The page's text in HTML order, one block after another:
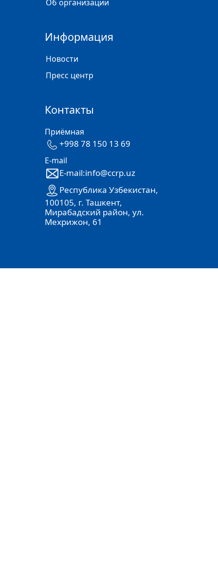
Об организации
Информация
Новости
Пресс центр
Контакты
Приёмная
+998 78 150 13 69
E-mail
E-mail:info@ccrp.uz
Республика Узбекистан,
100105, г. Ташкент,
Мирабадский район, ул.
Мехрижон, 61